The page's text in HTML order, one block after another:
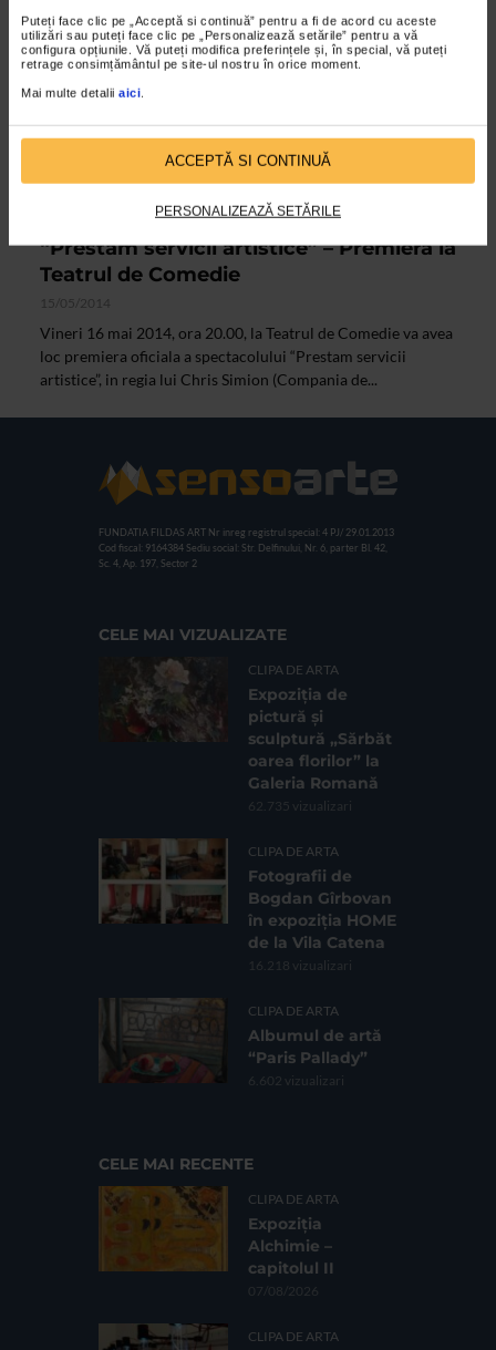
Puteți face clic pe „Acceptă si continuă” pentru a fi de acord cu aceste
utilizări sau puteți face clic pe „Personalizează setările” pentru a vă
configura opțiunile. Vă puteți modifica preferințele și, în special, vă puteți
retrage consimțământul pe site-ul nostru în orice moment.
Mai multe detalii aici.
ACCEPTĂ SI CONTINUĂ
PERSONALIZEAZĂ SETĂRILE
“Prestam servicii artistice” – Premiera la
Teatrul de Comedie
15/05/2014
Vineri 16 mai 2014, ora 20.00, la Teatrul de Comedie va avea
loc premiera oficiala a spectacolului “Prestam servicii
artistice”, in regia lui Chris Simion (Compania de...
FUNDATIA FILDAS ART Nr inreg registrul special: 4 PJ/ 29.01.2013
Cod fiscal: 9164384 Sediu social: Str. Delfinului, Nr. 6, parter Bl. 42,
Sc. 4, Ap. 197, Sector 2
CELE MAI VIZUALIZATE
CLIPA DE ARTA
Expoziția de
pictură și
sculptură „Sărbăt
oarea florilor” la
Galeria Romană
62.735 vizualizari
CLIPA DE ARTA
Fotografii de
Bogdan Gîrbovan
în expoziția HOME
de la Vila Catena
16.218 vizualizari
CLIPA DE ARTA
Albumul de artă
“Paris Pallady”
6.602 vizualizari
CELE MAI RECENTE
CLIPA DE ARTA
Expoziția
Alchimie –
capitolul II
07/08/2026
CLIPA DE ARTA